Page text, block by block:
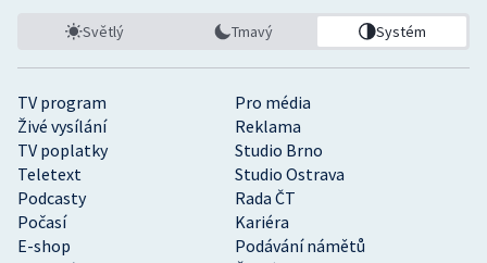
TV program
Pro média
Živé vysílání
Reklama
TV poplatky
Studio Brno
Teletext
Studio Ostrava
Podcasty
Rada ČT
Počasí
Kariéra
E-shop
Podávání námětů
Světlý Tmavý Systém